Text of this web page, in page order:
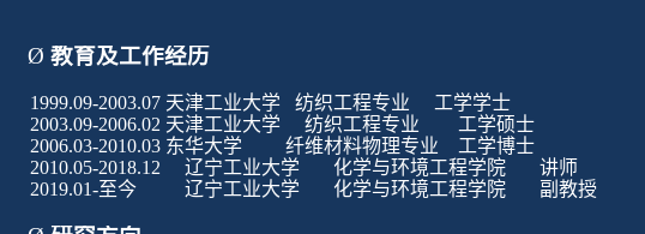
Ø教育及工作经历
1999.09-2003.07 天津工业大学 纺织工程专业 工学学士
2003.09-2006.02 天津工业大学 纺织工程专业 工学硕士
2006.03-2010.03 东华大学 纤维材料物理专业 工学博士
2010.05-2018.12辽宁工业大学 化学与环境工程学院
讲师
2019.01-至今 辽宁工业大学 化学与环境工程学院 副教授